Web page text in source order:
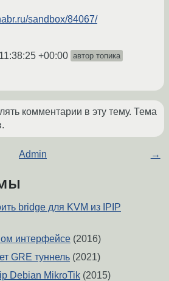
sandbox/84067/
+00:00 автор топика
комментарии в эту тему. Тема
Admin →
bridge для KVM из IPIP
интерфейсе (2016)
GRE туннель (2021)
Debian MikroTik (2015)